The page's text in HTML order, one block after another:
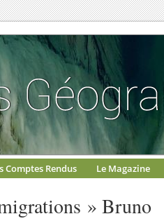
Comptes Rendus Le Magazine
» Bruno